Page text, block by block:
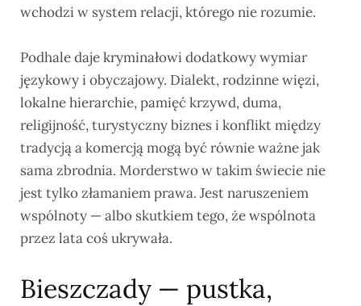
wchodzi w system relacji, którego nie rozumie.
Podhale daje kryminałowi dodatkowy wymiar
językowy i obyczajowy. Dialekt, rodzinne więzi,
lokalne hierarchie, pamięć krzywd, duma,
religijność, turystyczny biznes i konflikt między
tradycją a komercją mogą być równie ważne jak
sama zbrodnia. Morderstwo w takim świecie nie
jest tylko złamaniem prawa. Jest naruszeniem
wspólnoty — albo skutkiem tego, że wspólnota
przez lata coś ukrywała.
Bieszczady — pustka,